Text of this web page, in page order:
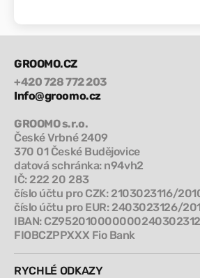
GROOMO.CZ
+420 728 772 203
Info@groomo.cz
GROOMO s.r.o.
České Vrbné 2409
370 01 České Budějovice
datová schránka: n94vh2
IČ: 222 20 283
číslo účtu pro CZK: 2103023116/
číslo účtu pro EUR: 2403023126/
IBAN:
FIOBCZPPXXX Fio Bank
RYCHLÉ ODKAZY